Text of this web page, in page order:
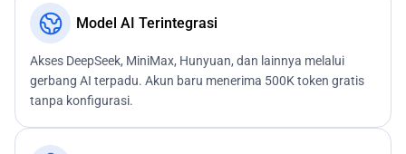
Model AI Terintegrasi
Akses DeepSeek, MiniMax, Hunyuan, dan lainnya melalui
gerbang AI terpadu. Akun baru menerima 500K token gratis
tanpa konfigurasi.